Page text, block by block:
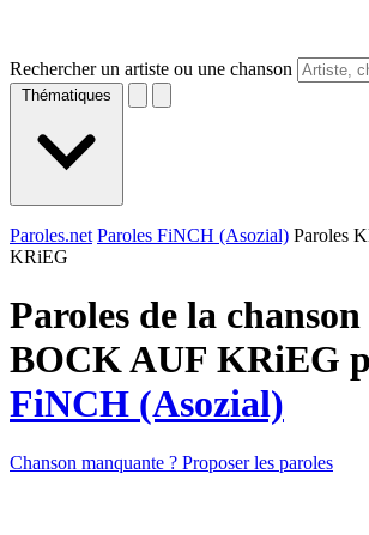
Rechercher un artiste ou une chanson
Thématiques
Paroles.net Paroles FiNCH (Asozial) Paroles
KRiEG
Paroles de la
BOCK AUF KRiEG
FiNCH (Asozial)
Chanson manquante ? Proposer les paroles